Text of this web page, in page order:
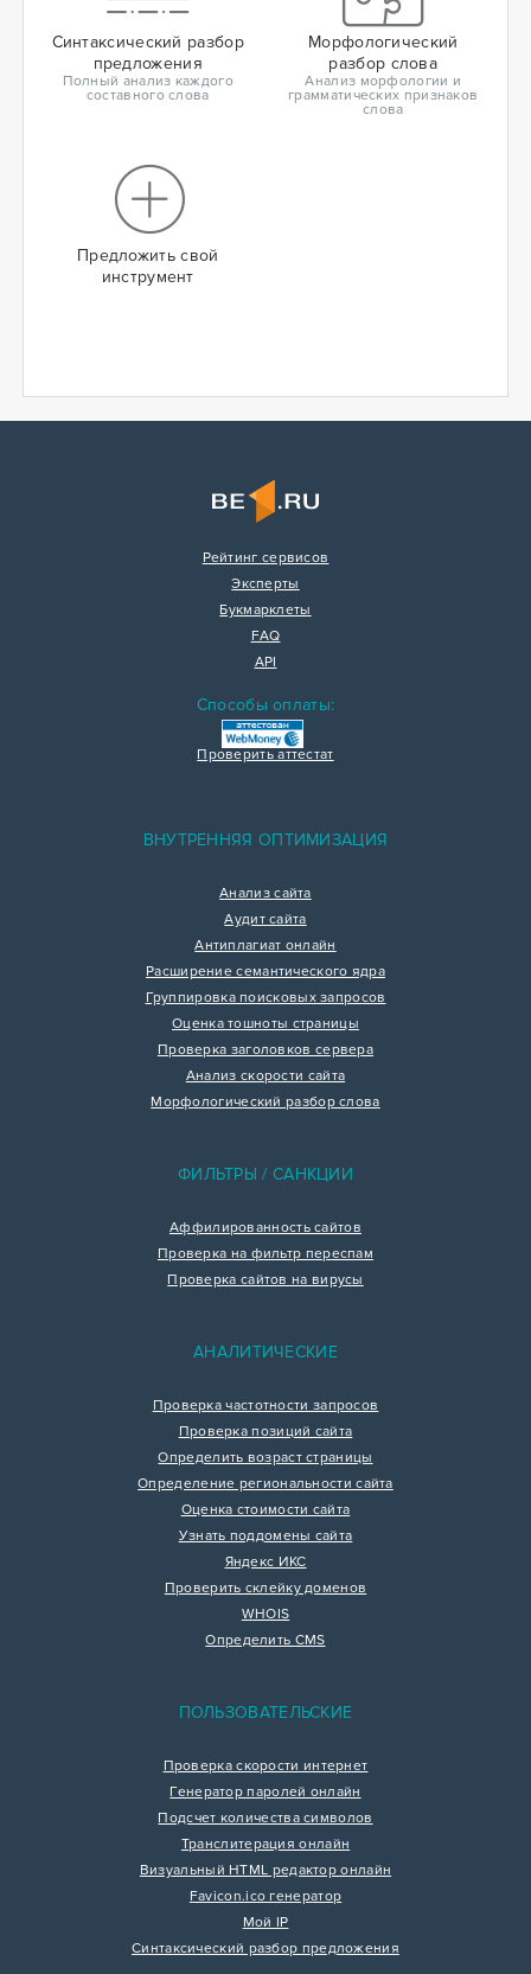
Синтаксический разбор
предложения
Полный анализ каждого
составного слова
Морфологический
разбор слова
Анализ морфологии и
грамматических признаков
слова
Предложить свой
инструмент
Рейтинг сервисов
Эксперты
Букмарклеты
FAQ
API
Способы оплаты:
Проверить аттестат
ВНУТРЕННЯЯ ОПТИМИЗАЦИЯ
Анализ сайта
Аудит сайта
Антиплагиат онлайн
Расширение семантического ядра
Группировка поисковых запросов
Оценка тошноты страницы
Проверка заголовков сервера
Анализ скорости сайта
Морфологический разбор слова
ФИЛЬТРЫ / САНКЦИИ
Аффилированность сайтов
Проверка на фильтр переспам
Проверка сайтов на вирусы
АНАЛИТИЧЕСКИЕ
Проверка частотности запросов
Проверка позиций сайта
Определить возраст страницы
Определение региональности сайта
Оценка стоимости сайта
Узнать поддомены сайта
Яндекс ИКС
Проверить склейку доменов
WHOIS
Определить CMS
ПОЛЬЗОВАТЕЛЬСКИЕ
Проверка скорости интернет
Генератор паролей онлайн
Подсчет количества символов
Транслитерация онлайн
Визуальный HTML редактор онлайн
Favicon.ico генератор
Мой IP
Синтаксический разбор предложения